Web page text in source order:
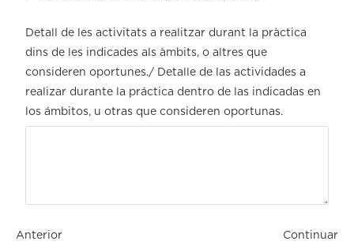
Detall de les activitats a realitzar durant la pràctica
dins de les indicades als àmbits, o altres que
consideren oportunes./ Detalle de las actividades a
realizar durante la práctica dentro de las indicadas en
los ámbitos, u otras que consideren oportunas.
Anterior Continuar